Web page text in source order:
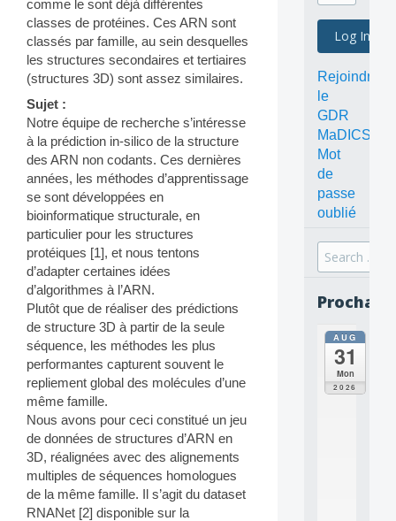
comme le sont déjà différentes
classes de protéines. Ces ARN sont
classés par famille, au sein desquelles
les structures secondaires et tertiaires
(structures 3D) sont assez similaires.
Sujet :
Notre équipe de recherche s’intéresse
à la prédiction in-silico de la structure
des ARN non codants. Ces dernières
années, les méthodes d’apprentissage
se sont développées en
bioinformatique structurale, en
particulier pour les structures
protéiques [1], et nous tentons
d’adapter certaines idées
d’algorithmes à l’ARN.
Plutôt que de réaliser des prédictions
de structure 3D à partir de la seule
séquence, les méthodes les plus
performantes capturent souvent le
repliement global des molécules d’une
même famille.
Nous avons pour ceci constitué un jeu
de données de structures d’ARN en
3D, réalignées avec des alignements
multiples de séquences homologues
de la même famille. Il s’agit du dataset
RNANet [2] disponible sur la
Rejoindre
le
GDR
MaDICS
Mot
de
passe
oublié
Search
for:
AUG
31
Mon
2026